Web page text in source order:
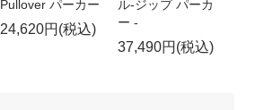
Pullover パーカー
24,620円(税込)
ル-ジップ パーカ
ー -
37,490円(税込)